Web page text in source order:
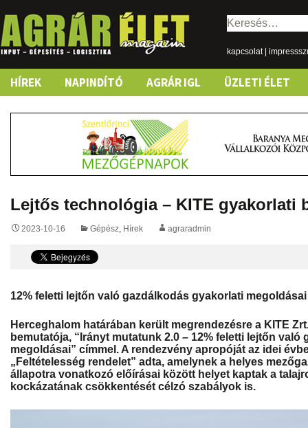
Keresés:
kapcsolat|
Skip
content
HÍREK NAPINDÍTÓ AGRÁR IGL ÜZLETI ÉLET
Lejtős technológia – KITE gyakorlati
2023-10-16 Gépész, Hírek agraradmin
12% feletti lejtőn való gazdálkodás gyakorlati
Herceghalom határában került megrendezésre a KITE
bemutatója, “Irányt mutatunk 2.0 – 12% feletti lejtőn
megoldásai” címmel. A rendezvény apropóját az idei
„Feltételesség rendelet” adta, amelynek a helyes
állapotra vonatkozó előírásai között helyet kaptak a
kockázatának csökkentését célzó szabályok is.